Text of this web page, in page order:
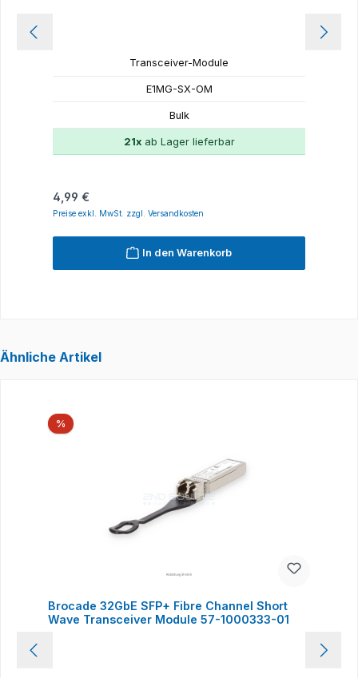
Transceiver-Module
E1MG-SX-OM
Bulk
21xab Lager lieferbar
Regulärer Preis:
4,99 €
Preise exkl. MwSt. zzgl. Versandkosten
In den Warenkorb
Ähnliche Artikel
%Rabatt
Brocade 32GbE SFP+ Fibre Channel Short
Wave Transceiver Module 57-1000333-01